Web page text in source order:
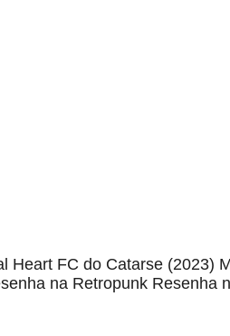
FC do Catarse (2023)
na Retropunk Resenha